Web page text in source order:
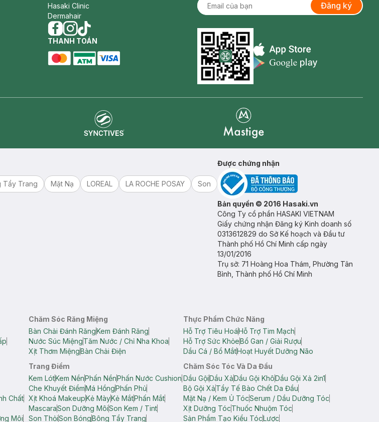
Hasaki Clinic
Dermahair
facebook
instagram
tiktok
THANH TOÁN
Đăng ký
Appstore icon
Tẩy Trang Mặt Nạ LOREAL LA ROCHE POSAY
Son
Được chứng nhận
Bản quyền © 2016 Hasaki.vn
Công Ty cổ phần HASAKI VIETNAM
Giấy chứng nhận Đăng ký Kinh doanh số
0313612829 do Sở Kế hoạch và Đầu tư
Thành phố Hồ Chí Minh cấp ngày
13/01/2016
Trụ sở: 71 Hoàng Hoa Thám, Phường Tân
Bình, Thành phố Hồ Chí Minh
Chăm Sóc Răng Miệng
Bàn Chải Đánh RăngKem Đánh Răng
Nước Súc MiệngTăm Nước / Chỉ Nha Khoa
Xịt Thơm MiệngBàn Chải Điện
Thực Phẩm Chức Năng
Hỗ Trợ Tiêu HoáHỗ Trợ Tim Mạch
Hỗ Trợ Sức KhỏeBổ Gan / Giải Rượu
Dầu Cá / Bổ MắtHoạt Huyết Dưỡng Não
Chất
Môi
Trang Điểm
Kem LótKem NềnPhấn NềnPhấn Nước Cushion
Che Khuyết ĐiểmMá HồngPhấn Phủ
Xịt Khoá MakeupKẻ MàyKẻ MắtPhấn Mắt
MascaraSon Dưỡng MôiSon Kem / Tint
Son ThỏiSon BóngBông Tẩy Trang
Chăm Sóc Tóc Và Da Đầu
Dầu GộiDầu XảDầu Gội KhôDầu Gội Xả 2in1
Bộ Gội XảTẩy Tế Bào Chết Da Đầu
Mặt Nạ / Kem Ủ TócSerum / Dầu Dưỡng Tóc
Xịt Dưỡng TócThuốc Nhuộm Tóc
Sản Phẩm Tạo Kiểu TócLược